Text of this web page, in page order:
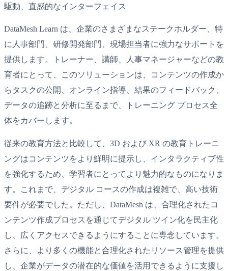
駆動、直感的なインターフェイス
DataMesh Learn は、企業のさまざまなステークホルダー、特
に人事部門、研修開発部門、現場担当者に強力なサポートを
提供します。トレーナー、講師、人事マネージャーなどの教
育者にとって、このソリューションは、コンテンツの作成か
らタスクの公開、オンライン指導、結果のフィードバック、
データの追跡と分析に至るまで、トレーニング プロセス全
体をカバーします。
従来の教育方法と比較して、3D および XR の教育トレーニ
ングはコンテンツをより鮮明に提示し、インタラクティブ性
を強化するため、学習者にとってより魅力的なものになりま
す。これまで、デジタル コースの作成は複雑で、高い技術
要件が必要でした。ただし、DataMesh は、合理化されたコ
ンテンツ作成プロセスを通じてデジタル ツイン化を民主化
し、広くアクセスできるようにすることに専念しています。
さらに、より多くの機能と合理化されたリソース管理を提供
し、企業がデータの潜在的な価値を活用できるように支援し